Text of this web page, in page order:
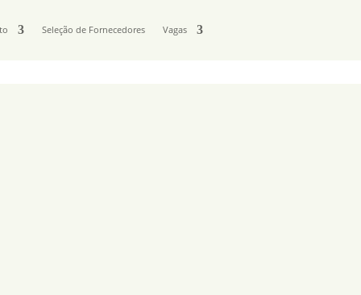
Seleção de Fornecedores Vagas